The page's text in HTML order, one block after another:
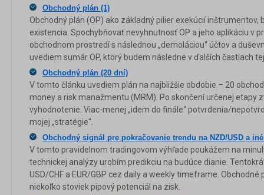
Obchodný plán (1)
Obchodný plán (OP) ako základný pilier exekúcií inštrumentov,
existencia. Spochybňovať nevyhnutnosť OP a jeho aplikáciu v
obchodnom prostredí s následnou „demoláciou“ účtov a
uvediem sumár OP, ktorý budem následne v ďalších častiach
Obchodný plán (20 dní)
V tomto článku uvediem plán na najbližšie obdobie – 20
money a risk manažmentu (MRM). Po skončení určenej etapy
vyhodnotenie. Viac-menej „idem do finále“ potvrdenia/
mojej „stratégie“.
Obchodný signál pre pokračovanie trendu na NZD/USD a
V tomto pravidelnom tradingovom výhľade poukážem na
technickej analýzy urobím predikciu na budúce dianie.
USD/CHF a EUR/GBP cez daily a weekly timeframe.
niekoľko stoviek pipový potenciál na zisk.